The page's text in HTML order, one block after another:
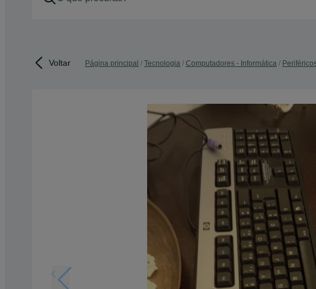
Voltar Página principal Tecnologia Computadores - Informática